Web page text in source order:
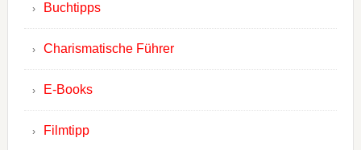
Buchtipps
Charismatische Führer
E-Books
Filmtipp